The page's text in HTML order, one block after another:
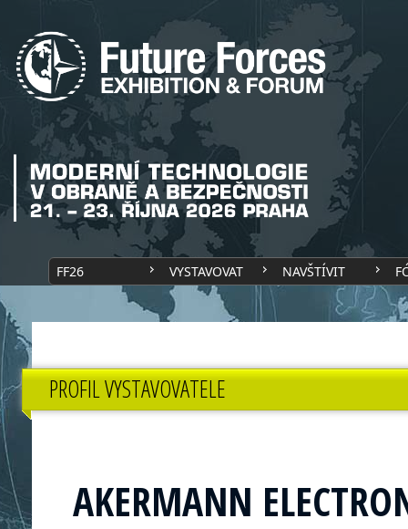
FF26 VYSTAVOVAT NAVŠTÍVIT
PROFIL VYSTAVOVATELE
AKERMANN